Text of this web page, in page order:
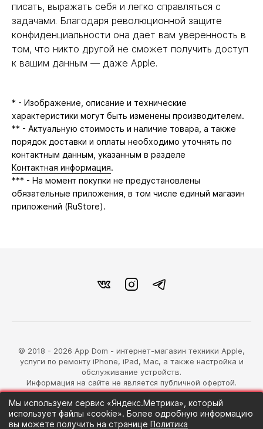
писать, выражать себя и легко справляться с
задачами. Благодаря революционной защите
конфиденциальности она дает вам уверенность в
том, что никто другой не сможет получить доступ
к вашим данным — даже Apple.
* - Изображение, описание и технические
характеристики могут быть изменены производителем.
** - Актуальную стоимость и наличие товара, а также
порядок доставки и оплаты необходимо уточнять по
контактным данным, указанным в разделе
Контактная информация.
*** - На момент покупки не предустановлены
обязательные приложения, в том числе единый магазин
приложений (RuStore).
© 2018 - 2026 App Dom - интернет-магазин техники Apple,
услуги по ремонту iPhone, iPad, Mac, а также настройка и
обслуживание устройств.
Информация на сайте не является публичной офертой.
разработка магазина
Синий Лев
Мы используем сервис «Яндекс.Метрика», который
использует файлы «cookie». Более одробную информацию
вы можете получить на странице Политика